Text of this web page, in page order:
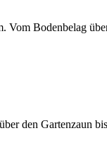
Vom Bodenbelag
den Gartenzaun